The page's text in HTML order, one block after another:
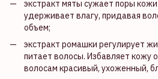
экстракт мяты сужает поры
удерживает влагу, придавая
объем;
экстракт ромашки регулирует
питает волосы. Избавляет кожу
волосам красивый, ухоженный,